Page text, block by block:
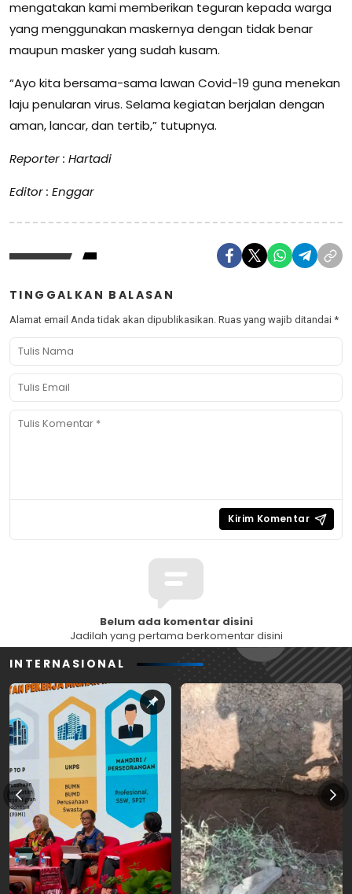
mengatakan kami memberikan teguran kepada warga
yang menggunakan maskernya dengan tidak benar
maupun masker yang sudah kusam.
“Ayo kita bersama-sama lawan Covid-19 guna menekan
laju penularan virus. Selama kegiatan berjalan dengan
aman, lancar, dan tertib,” tutupnya.
Reporter : Hartadi
Editor : Enggar
TINGGALKAN BALASAN
Alamat email Anda tidak akan dipublikasikan. Ruas yang wajib ditandai *
Belum ada komentar disini
Jadilah yang pertama berkomentar disini
INTERNASIONAL